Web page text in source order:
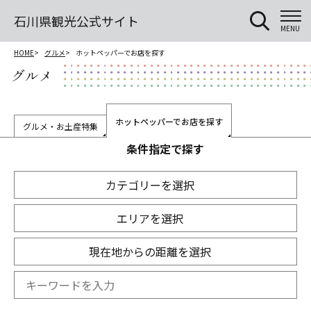
石川県観光公式サイト MENU
HOME グルメ ホットペッパーでお店を探す
グルメ
グルメ・お土産特集 ホットペッパーでお店を探す
条件指定で探す
カテゴリーを選択
エリアを選択
現在地からの距離を選択